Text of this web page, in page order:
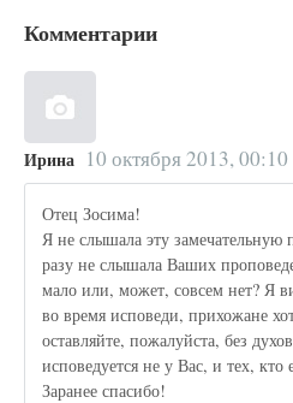
Комментарии
Ирина 10 октября 2013, 00:10
Отец Зосима!
Я не слышала эту замечательную
разу не слышала Ваших
мало или, может, совсем нет? Я
во время исповеди, прихожане
оставляйте, пожалуйста, без
исповедуется не у Вас, и тех,
Заранее спасибо!